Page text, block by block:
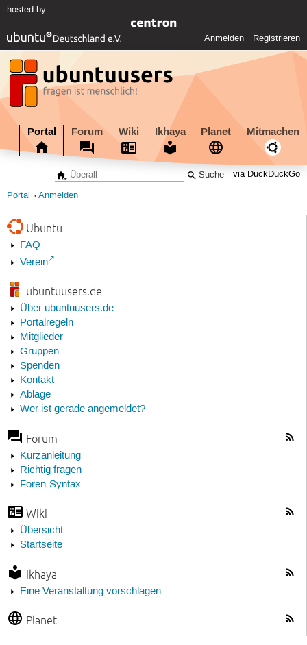
hosted by
Anmelden Registrieren
Portal Forum Wiki Ikhaya Planet Mitmachen
via DuckDuckGo
Portal Anmelden
Ubuntu
FAQ
Verein
ubuntuusers.de
Über ubuntuusers.de
Portalregeln
Mitglieder
Gruppen
Spenden
Kontakt
Ablage
Wer ist gerade angemeldet?
Forum
Kurzanleitung
Richtig fragen
Foren-Syntax
Wiki
Übersicht
Startseite
Ikhaya
Eine Veranstaltung vorschlagen
Planet